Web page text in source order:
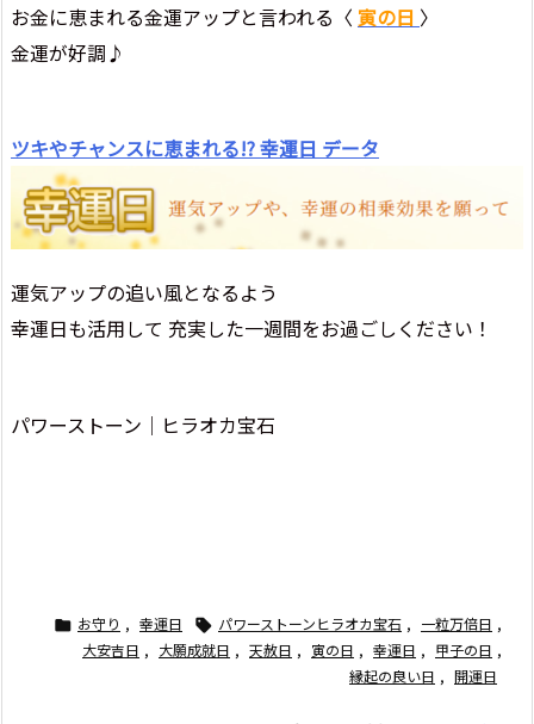
お金に恵まれる金運アップと言われる〈 寅の日 〉
金運が好調♪
ツキやチャンスに恵まれる!? 幸運日 データ
運気アップの追い風となるよう
幸運日も活用して 充実した一週間をお過ごしください！
パワーストーン│ヒラオカ宝石
 お守り , 幸運日  パワーストーンヒラオカ宝石 , 一粒万倍日 ,
大安吉日 , 大願成就日 , 天赦日 , 寅の日 , 幸運日 , 甲子の日 ,
縁起の良い日 , 開運日